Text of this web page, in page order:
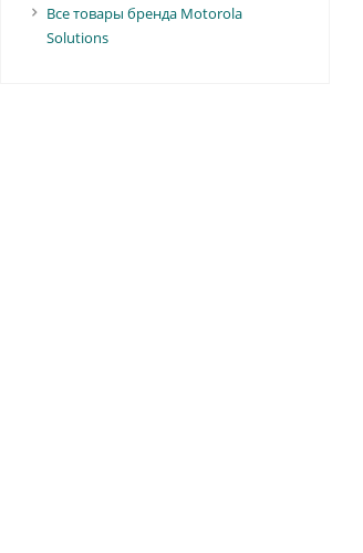
Все товары бренда Motorola
Solutions